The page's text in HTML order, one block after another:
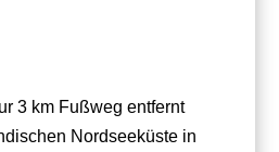
3 km Fußweg entfernt
Nordseeküste in